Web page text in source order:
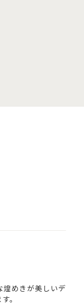
煌めきが美しいデ
。